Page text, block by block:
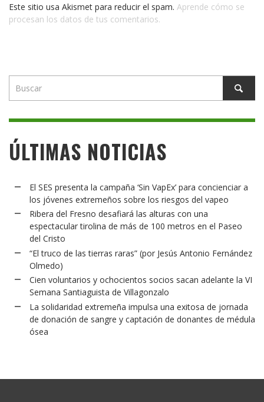
Este sitio usa Akismet para reducir el spam. Aprende cómo se
procesan los datos de tus comentarios.
ÚLTIMAS NOTICIAS
El SES presenta la campaña ‘Sin VapEx’ para concienciar a
los jóvenes extremeños sobre los riesgos del vapeo
Ribera del Fresno desafiará las alturas con una
espectacular tirolina de más de 100 metros en el Paseo
del Cristo
“El truco de las tierras raras” (por Jesús Antonio Fernández
Olmedo)
Cien voluntarios y ochocientos socios sacan adelante la VI
Semana Santiaguista de Villagonzalo
La solidaridad extremeña impulsa una exitosa de jornada
de donación de sangre y captación de donantes de médula
ósea